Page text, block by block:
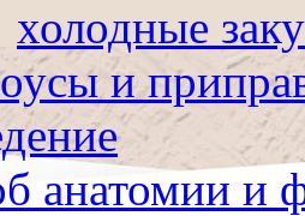
холодные
и
анатомии и